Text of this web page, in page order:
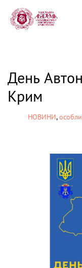
Перейти
День
Крим
НОВИНИ,